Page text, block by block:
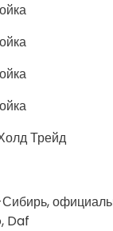
Трейд
Daf